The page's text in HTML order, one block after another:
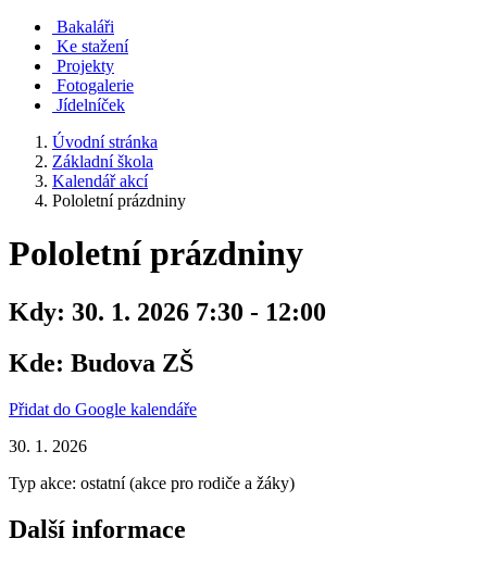
Bakaláři
Ke stažení
Projekty
Fotogalerie
Jídelníček
Úvodní stránka
Základní škola
Kalendář akcí
Pololetní prázdniny
Pololetní prázdniny
Kdy: 30. 1. 2026 7:30 - 12:00
Kde: Budova ZŠ
Přidat do Google kalendáře
30. 1. 2026
Typ akce: ostatní (akce pro rodiče a žáky)
Další informace